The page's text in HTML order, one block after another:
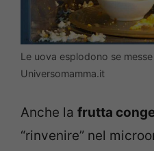
Le uova esplodono se
Universomamma.it
Anche la frutta
“rinvenire” nel